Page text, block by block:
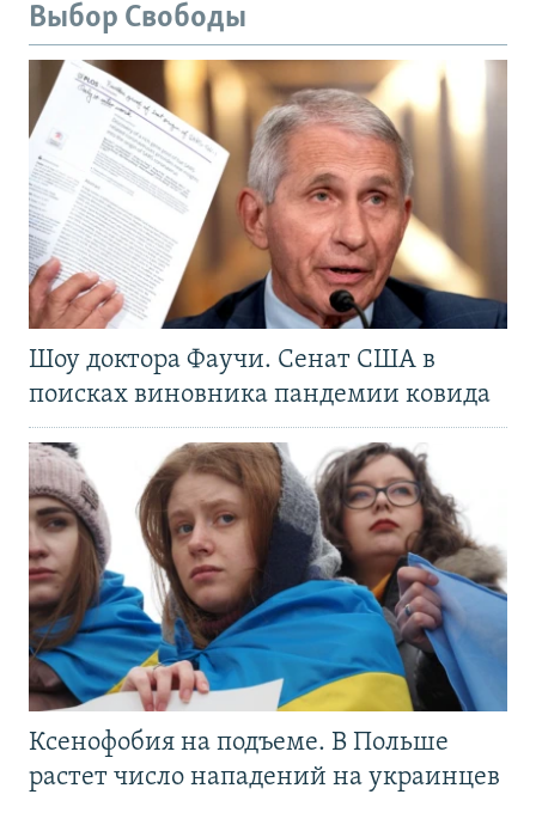
Выбор Свободы
Шоу доктора Фаучи. Сенат США в
поисках виновника пандемии ковида
Ксенофобия на подъеме. В Польше
растет число нападений на украинцев